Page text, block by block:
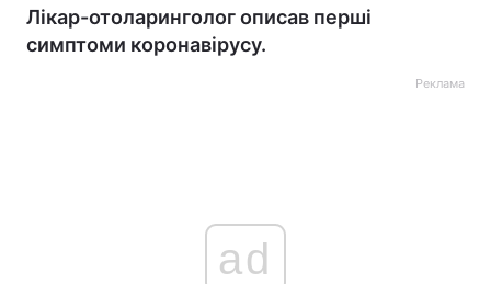
Лікар-отоларинголог описав перші
симптоми коронавірусу.
Реклама
ad